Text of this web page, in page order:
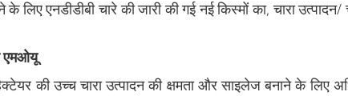
लिए एनडीडीबी चारे की जारी की गई नई किस्मों का, चारा
एमओयू
की उच्च चारा उत्पादन की क्षमता और साइलेज बनाने के लिए